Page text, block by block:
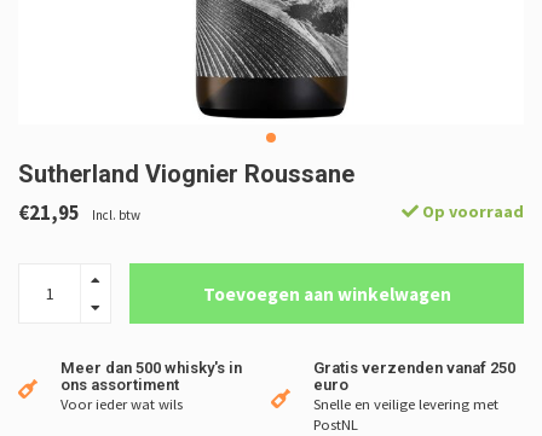
Sutherland Viognier Roussane
€21,95 Incl. btw Op voorraad
Toevoegen aan winkelwagen
Meer dan 500 whisky's in
ons assortiment
Voor ieder wat wils
Gratis verzenden vanaf 250
euro
Snelle en veilige levering met
PostNL